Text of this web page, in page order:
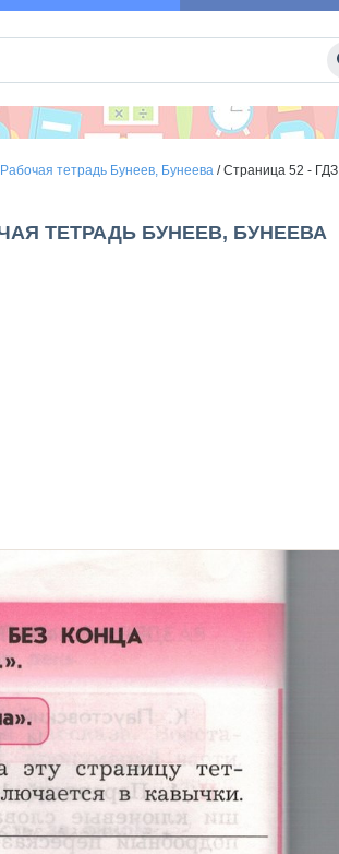
тетрадь Бунеев, Бунеева/Страница 52 - ГДЗ
ТЕТРАДЬ БУНЕЕВ, БУНЕЕВА